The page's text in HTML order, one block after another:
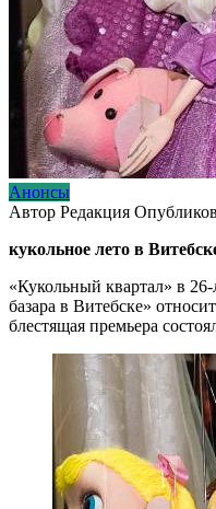
Анонсы
Автор Редакция
кукольное лето в
«Кукольный квартал» в
базара в Витебске»
блестящая премьера